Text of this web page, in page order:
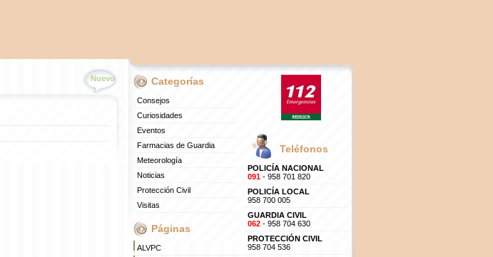
Nuevo Categorías
Consejos
Curiosidades
Eventos
Farmacias de Guardia
Meteorología
Noticias
Protección Civil
Visitas
Páginas
ALVPC
Teléfonos
POLICÍA NACIONAL
091- 958 701 820
POLICÍA LOCAL
958 700 005
GUARDIA CIVIL
062- 958 704 630
PROTECCIÓN CIVIL
958 704 536